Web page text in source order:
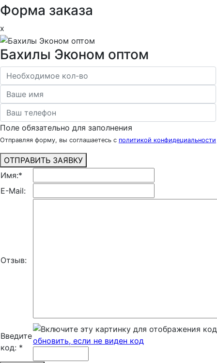
Форма заказа
x
Бахилы Эконом оптом
Поле обязательно для заполнения
Отправляя форму, вы соглашаетесь с политикой конфидециальности
ОТПРАВИТЬ ЗАЯВКУ
Имя:*
E-Mail:
Отзыв:
Введите
код: *
обновить, если не виден код